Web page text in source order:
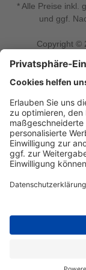
* Alle Preise inkl.
und ggf.
Copyright ©
Sie sind auf der
oder
Smartphone?
richtig! Unser
und Toner für
kleiner
einrichten,
was Ihren
bei uns
für die ganze